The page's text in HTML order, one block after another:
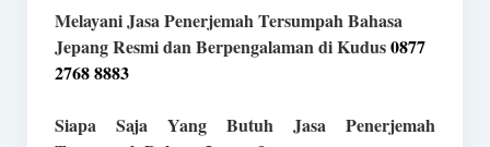
Melayani Jasa Penerjemah Tersumpah Bahasa
Jepang Resmi dan Berpengalaman di Kudus0877
2768 8883
Siapa Saja Yang Butuh Jasa Penerjemah